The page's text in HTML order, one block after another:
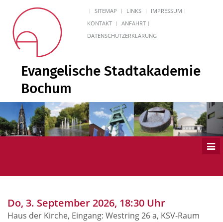
SITEMAP LINKS
IMPRESSUM
KONTAKT
ANFAHRT
DATENSCHUTZERKLÄRUNG
Evangelische Stadtakademie
Bochum
Do, 3. September 2026, 18:30 Uhr
Haus der Kirche, Eingang: Westring 26 a, KSV-Raum